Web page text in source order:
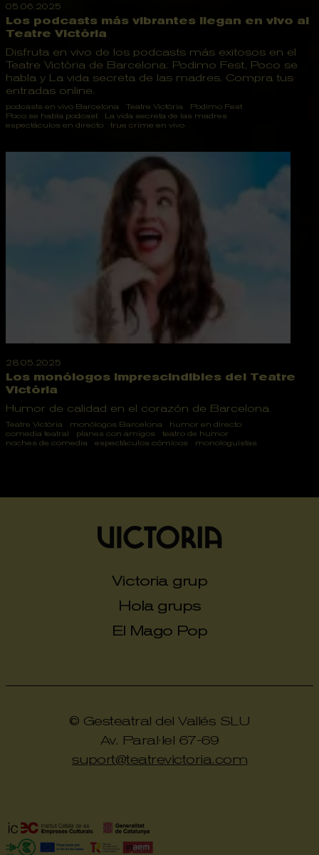
05.06.2025
Los podcasts más vibrantes llegan en vivo al
Teatre Victòria
Disfruta en vivo de los podcasts más exitosos en el
Teatre Victòria de Barcelona: Podimo Fest, Poco se
habla y La vida secreta de las madres. Compra tus
entradas online.
podcasts en vivo Barcelona Teatre Victòria
Podimo Fest
Poco se habla podcast
La vida secreta de las madres
espectáculos en directo
true crime en vivo
28.05.2025
Los monólogos imprescindibles del Teatre
Victòria
Humor de calidad en el corazón de Barcelona
Teatre Victòria monólogos Barcelona
humor en directo
comedia teatral
planes con amigos
teatro de humor
noches de comedia
espectáculos cómicos monologuistas
Victoria grup
Hola grups
El Mago Pop
© Gesteatral del Vallés SLU
Av. Paral·lel 67-69
suport@teatrevictoria.com